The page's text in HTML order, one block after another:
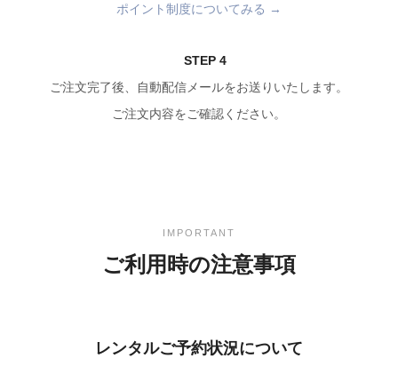
ポイント制度についてみる →
STEP 4
ご注文完了後、自動配信メールをお送りいたします。
ご注文内容をご確認ください。
IMPORTANT
ご利用時の注意事項
レンタルご予約状況について